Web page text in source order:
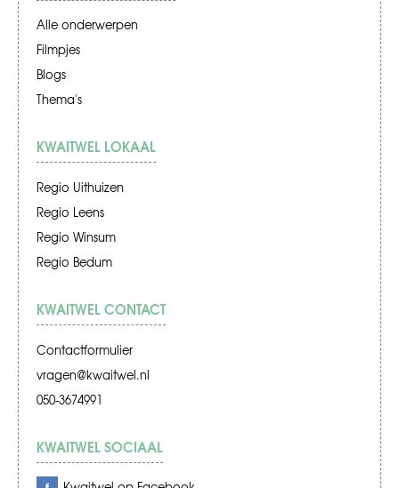
Alle onderwerpen
Filmpjes
Blogs
Thema's
KWAITWEL LOKAAL
Regio Uithuizen
Regio Leens
Regio Winsum
Regio Bedum
KWAITWEL CONTACT
Contactformulier
vragen@kwaitwel.nl
050-3674991
KWAITWEL SOCIAAL